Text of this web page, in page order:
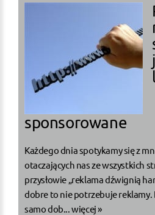
sponsorowane
Każdego dnia spotykamy się z
otaczających nas ze wszystkich
przysłowie „reklama dźwignią
dobre to nie potrzebuje reklamy.
samo dob...więcej »